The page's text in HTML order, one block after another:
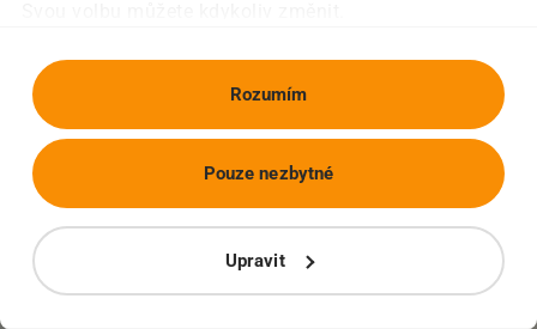
Rozumím
Upravit
Pouze nezbytné